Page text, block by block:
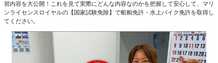
習内容を大公開！これを見て実際にどんな内容なのかを把握して安心して、マリ
ンライセンスロイヤルの【国家試験免除】で船舶免許・水上バイク免許を取得し
てください。